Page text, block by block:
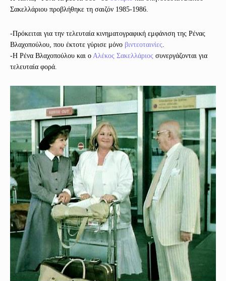
Σακελλάριου προβλήθηκε τη σαιζόν 1985-1986.
-Πρόκειται για την τελευταία κινηματογραφική εμφάνιση της Ρένας
Βλαχοπούλου, που έκτοτε γύρισε μόνο βιντεοταινίες
-Η Ρένα Βλαχοπούλου και ο Αλέκος Σακελλάριος συνεργάζονται για
τελευταία φορά.